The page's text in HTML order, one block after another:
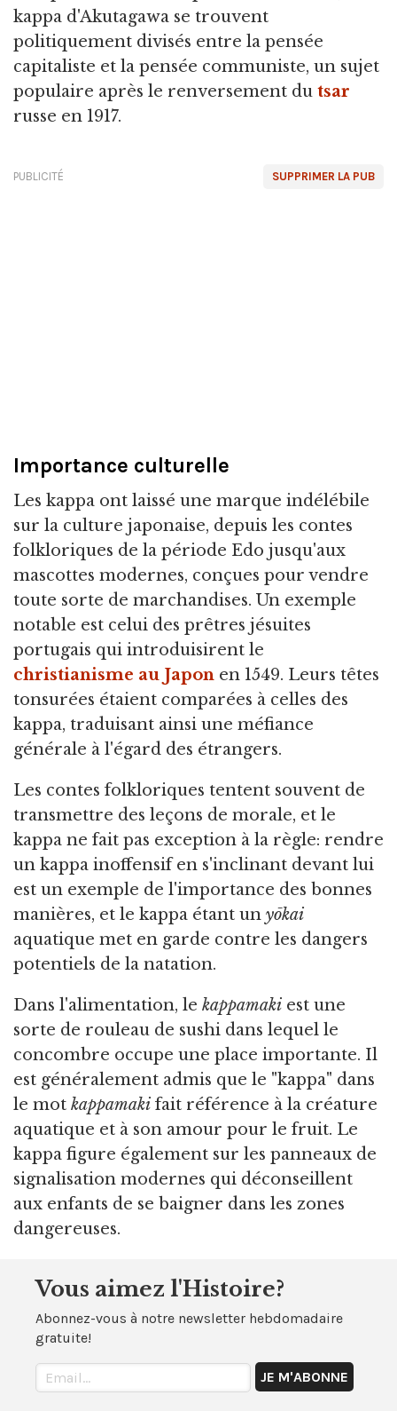
kappa d'Akutagawa se trouvent
politiquement divisés entre la pensée
capitaliste et la pensée communiste, un sujet
populaire après le renversement du tsar
russe en 1917.
SUPPRIMER LA PUB
PUBLICITÉ
Importance culturelle
Les kappa ont laissé une marque indélébile
sur la culture japonaise, depuis les contes
folkloriques de la période Edo jusqu'aux
mascottes modernes, conçues pour vendre
toute sorte de marchandises. Un exemple
notable est celui des prêtres jésuites
portugais qui introduisirent le
christianisme au Japon en 1549. Leurs têtes
tonsurées étaient comparées à celles des
kappa, traduisant ainsi une méfiance
générale à l'égard des étrangers.
Les contes folkloriques tentent souvent de
transmettre des leçons de morale, et le
kappa ne fait pas exception à la règle: rendre
un kappa inoffensif en s'inclinant devant lui
est un exemple de l'importance des bonnes
manières, et le kappa étant un yōkai
aquatique met en garde contre les dangers
potentiels de la natation.
Dans l'alimentation, le kappamaki est une
sorte de rouleau de sushi dans lequel le
concombre occupe une place importante. Il
est généralement admis que le "kappa" dans
le mot kappamaki fait référence à la créature
aquatique et à son amour pour le fruit. Le
kappa figure également sur les panneaux de
signalisation modernes qui déconseillent
aux enfants de se baigner dans les zones
dangereuses.
Vous aimez l'Histoire?
Abonnez-vous à notre newsletter hebdomadaire
gratuite!